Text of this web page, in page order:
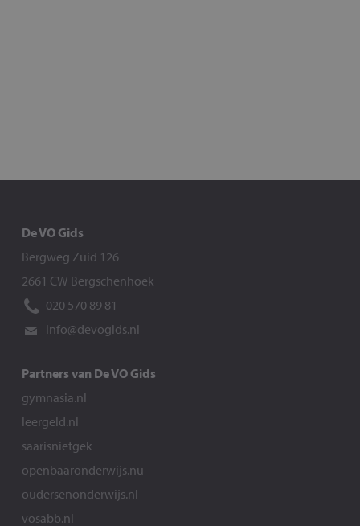
De VO Gids
Bergweg Zuid 126
2661 CW Bergschenhoek
020 570 89 81
info@devogids.nl
Partners van De VO Gids
gymnasia.nl
leergeld.nl
saarisnietgek
openbaaronderwijs.nu
oudersenonderwijs.nl
vosabb.nl